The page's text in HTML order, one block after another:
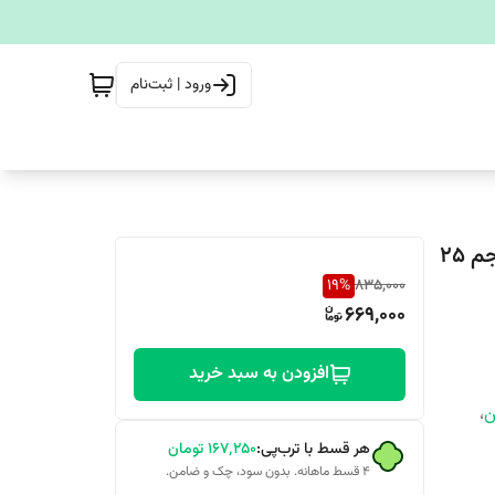
ورود | ثبت‌نام
ادوپرفیوم مینیاتوری مردانه لرد جورج دلگادو DELGADO حجم 25
،
835,000
19%
669,000
افزودن به سبد خرید
هر قسط با ترب‌پی:۱۶۷٬۲۵۰تومان
۴ قسط ماهانه. بدون سود، چک و ضامن.